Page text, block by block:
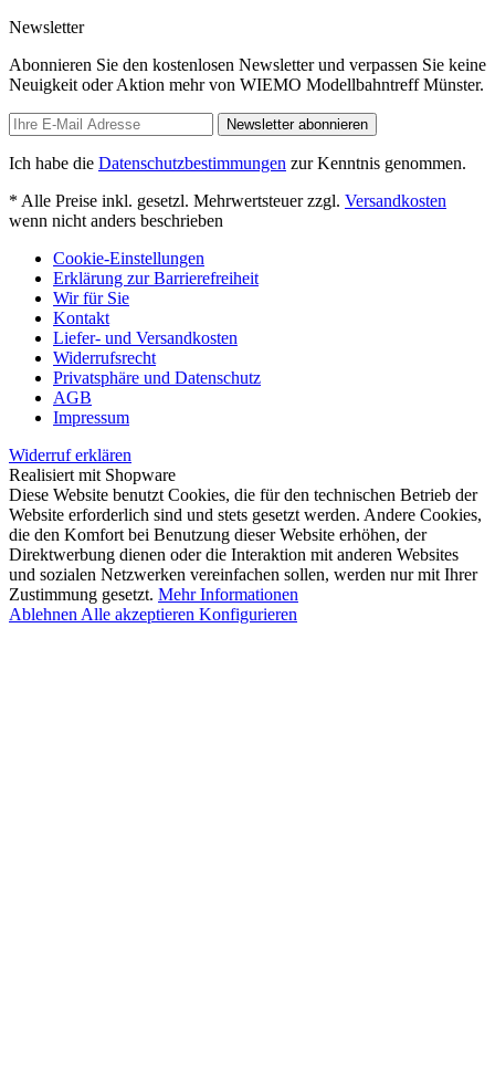
Newsletter
Abonnieren Sie den kostenlosen Newsletter und verpassen Sie keine
Neuigkeit oder Aktion mehr von WIEMO Modellbahntreff Münster.
Newsletter abonnieren
Ich habe die Datenschutzbestimmungen zur Kenntnis genommen.
* Alle Preise inkl. gesetzl. Mehrwertsteuer zzgl. Versandkosten
wenn nicht anders beschrieben
Cookie-Einstellungen
Erklärung zur Barrierefreiheit
Wir für Sie
Kontakt
Liefer- und Versandkosten
Widerrufsrecht
Privatsphäre und Datenschutz
AGB
Impressum
Widerruf erklären
Realisiert mit Shopware
Diese Website benutzt Cookies, die für den technischen Betrieb der
Website erforderlich sind und stets gesetzt werden. Andere Cookies,
die den Komfort bei Benutzung dieser Website erhöhen, der
Direktwerbung dienen oder die Interaktion mit anderen Websites
und sozialen Netzwerken vereinfachen sollen, werden nur mit Ihrer
Zustimmung gesetzt. Mehr Informationen
Ablehnen Alle akzeptieren Konfigurieren